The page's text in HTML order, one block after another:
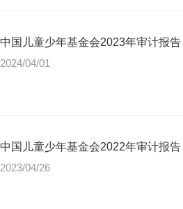
中国儿童少年基金会2023年审计报告
2024/04/01
中国儿童少年基金会2022年审计报告
2023/04/26